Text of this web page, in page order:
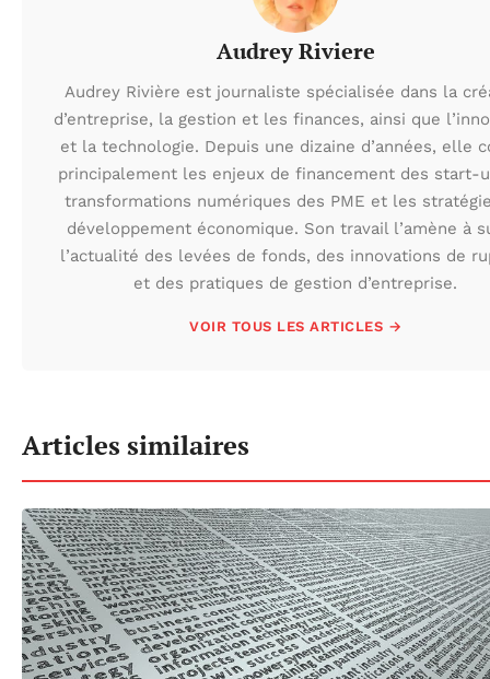
Audrey Riviere
Audrey Rivière est journaliste spécialisée dans la
d’entreprise, la gestion et les finances, ainsi que
et la technologie. Depuis une dizaine d’années, elle
principalement les enjeux de financement des start-
transformations numériques des PME et les
développement économique. Son travail l’amène à
l’actualité des levées de fonds, des innovations de
et des pratiques de gestion d’entreprise.
VOIR TOUS LES ARTICLES →
Articles similaires